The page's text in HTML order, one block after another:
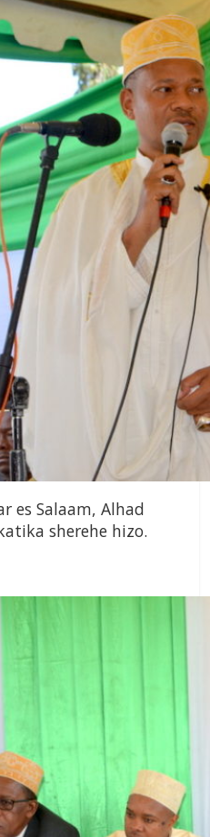
es Salaam, Alhad
sherehe hizo.